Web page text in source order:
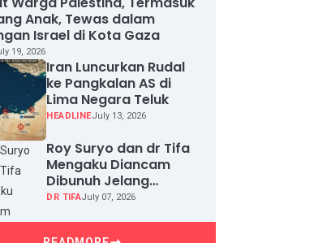
Anak, Tewas dalam
Israel di Kota Gaza
19, 2026
Iran Luncurkan Rudal
ke Pangkalan AS di
Lima Negara Teluk
HEADLINEJuly 13, 2026
Roy Suryo dan dr Tifa
Mengaku Diancam
Dibunuh Jelang
Sidang, Klaim Ada
DR TIFAJuly 07, 2026